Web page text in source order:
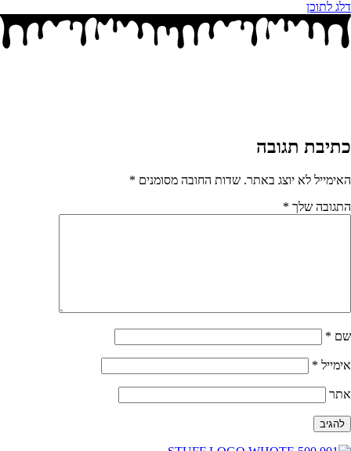
דלג לתוכן
כתיבת תגובה
האימייל לא יוצג באתר. שדות החובה מסומנים *
התגובה שלך *
שם *
אימייל *
אתר